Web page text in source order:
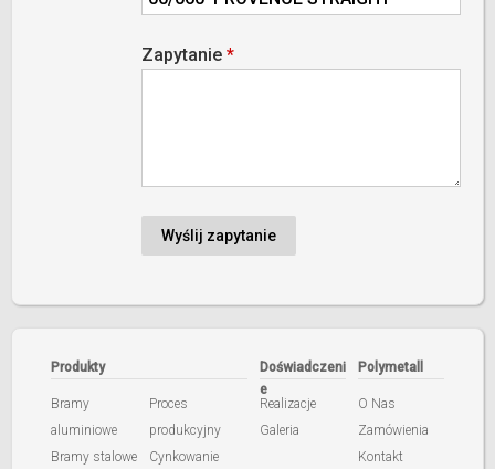
Zapytanie *
Produkty
Bramy
aluminiowe
Bramy stalowe
Proces
produkcyjny
Cynkowanie
Doświadczeni
e
Realizacje
Galeria
Polymetall
O Nas
Zamówienia
Kontakt